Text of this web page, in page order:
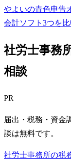
やよいの青色申告
会計ソフト3つを比
社労士事務
相談
PR
届出・税務・資金
談は無料です。
社労士事務所の税